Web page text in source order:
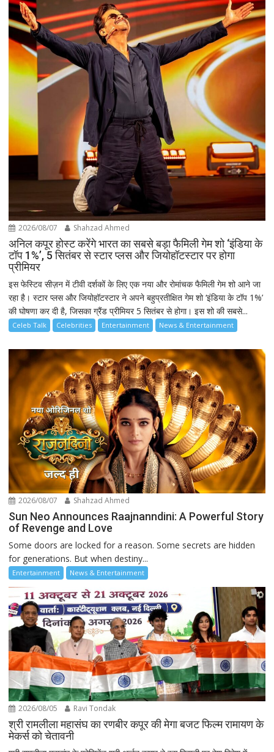
2026/08/07 Shahzad Ahmed
अनिल कपूर होस्ट करेंगे भारत का सबसे बड़ा फैमिली गेम शो ‘इंडिया के
टॉप 1%’, 5 सितंबर से स्टार प्लस और जियोहॉटस्टार पर होगा
प्रीमियर
इस फेस्टिव सीज़न में टीवी दर्शकों के लिए एक नया और रोमांचक फैमिली गेम शो आने जा
रहा है। स्टार प्लस और जियोहॉटस्टार ने अपने बहुप्रतीक्षित गेम शो ‘इंडिया के टॉप 1%’
की घोषणा कर दी है, जिसका ग्रैंड प्रीमियर 5 सितंबर से होगा। इस शो की सबसे...
Celeb Talk Celebrities Entertainment News & Entertainment
2026/08/07 Shahzad Ahmed
Sun Neo Announces Raajnanndini: A Powerful Story
of Revenge and Love
Some doors are locked for a reason. Some secrets are hidden
for generations. But when destiny...
Entertainment News & Entertainment
2026/08/05 Ravi Tondak
श्री रामलीला महासंघ का रणबीर कपूर की मेगा बजट फिल्म रामायण के
मेकर्स को चेतावनी